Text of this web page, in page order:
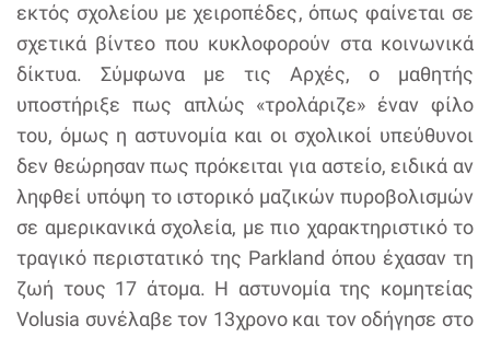
εκτός σχολείου με χειροπέδες, όπως φαίνεται σε
σχετικά βίντεο που κυκλοφορούν στα κοινωνικά
δίκτυα. Σύμφωνα με τις Αρχές, ο μαθητής
υποστήριξε πως απλώς «τρολάριζε» έναν φίλο
του, όμως η αστυνομία και οι σχολικοί υπεύθυνοι
δεν θεώρησαν πως πρόκειται για αστείο, ειδικά αν
ληφθεί υπόψη το ιστορικό μαζικών πυροβολισμών
σε αμερικανικά σχολεία, με πιο χαρακτηριστικό το
τραγικό περιστατικό της Parkland όπου έχασαν τη
ζωή τους 17 άτομα. Η αστυνομία της κομητείας
Volusia συνέλαβε τον 13χρονο και τον οδήγησε στο